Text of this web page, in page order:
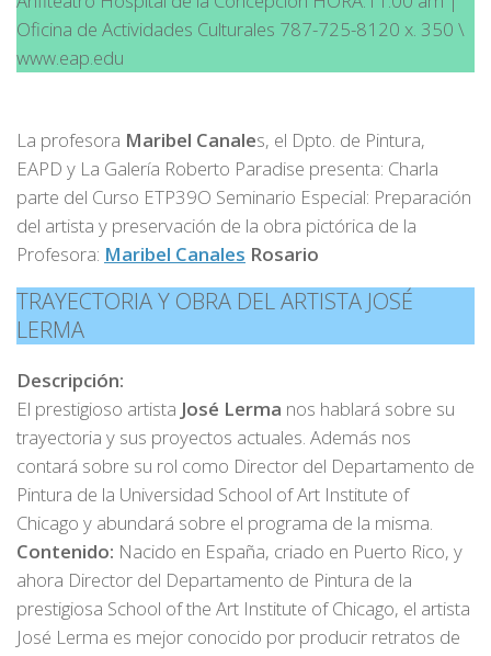
Oficina de Actividades Culturales 787-725-8120 x. 350 \
www.eap.edu
La profesora Maribel Canales, el Dpto. de Pintura,
EAPD y La Galería Roberto Paradise presenta: Charla
parte del Curso ETP39O Seminario Especial: Preparación
del artista y preservación de la obra pictórica de la
Profesora: Maribel Canales Rosario
TRAYECTORIA Y OBRA DEL ARTISTA JOSÉ
LERMA
Descripción:
El prestigioso artista José Lerma nos hablará sobre su
trayectoria y sus proyectos actuales. Además nos
contará sobre su rol como Director del Departamento de
Pintura de la Universidad School of Art Institute of
Chicago y abundará sobre el programa de la misma.
Contenido: Nacido en España, criado en Puerto Rico, y
ahora Director del Departamento de Pintura de la
prestigiosa School of the Art Institute of Chicago, el artista
José Lerma es mejor conocido por producir retratos de